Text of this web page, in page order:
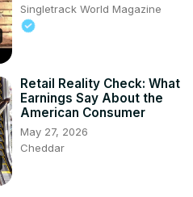
Singletrack World Magazine
Retail Reality Check: What
Earnings Say About the
American Consumer
May 27, 2026
Cheddar